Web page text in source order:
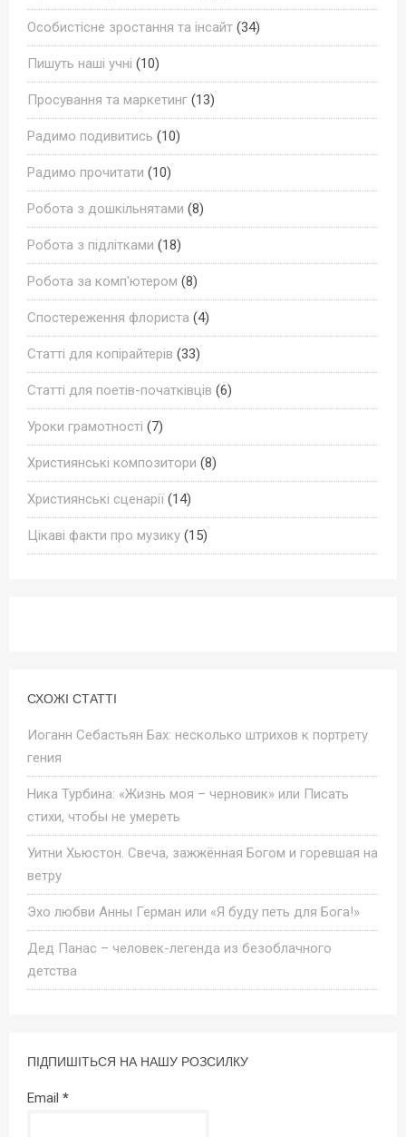
Особистісне зростання та інсайт (34)
Пишуть наші учні (10)
Просування та маркетинг (13)
Радимо подивитись (10)
Радимо прочитати (10)
Робота з дошкільнятами (8)
Робота з підлітками (18)
Робота за комп'ютером (8)
Спостереження флориста (4)
Статті для копірайтерів (33)
Статті для поетів-початківців (6)
Уроки грамотності (7)
Християнські композитори (8)
Християнські сценарії (14)
Цікаві факти про музику (15)
СХОЖІ СТАТТІ
Иоганн Себастьян Бах: несколько штрихов к портрету
гения
Ника Турбина: «Жизнь моя – черновик» или Писать
стихи, чтобы не умереть
Уитни Хьюстон. Свеча, зажжённая Богом и горевшая на
ветру
Эхо любви Анны Герман или «Я буду петь для Бога!»
Дед Панас – человек-легенда из безоблачного
детства
ПІДПИШІТЬСЯ НА НАШУ РОЗСИЛКУ
Email *